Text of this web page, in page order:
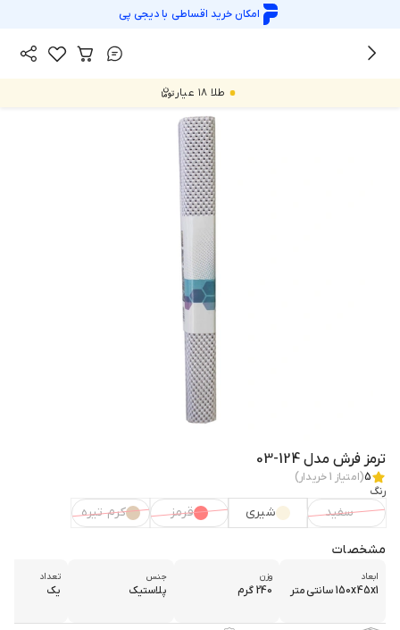
امکان خرید اقساطی بادیجی پی
طلا ۱۸ عیار
ترمز فرش مدل 124-03
5(امتیاز 1خریدار)
رنگ
سفید شیری قرمز کرم تیره
مشخصات
ابعاد
150x45x1 سانتی‌متر
وزن
240 گرم
جنس
پلاستیک
تعداد
یک